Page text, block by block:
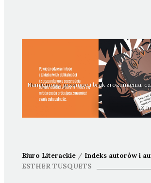
Namiętność, przemoc i brak zrozumienia,
Z
Biuro Literackie / Indeks autorów i
ESTHER TUSQUETS